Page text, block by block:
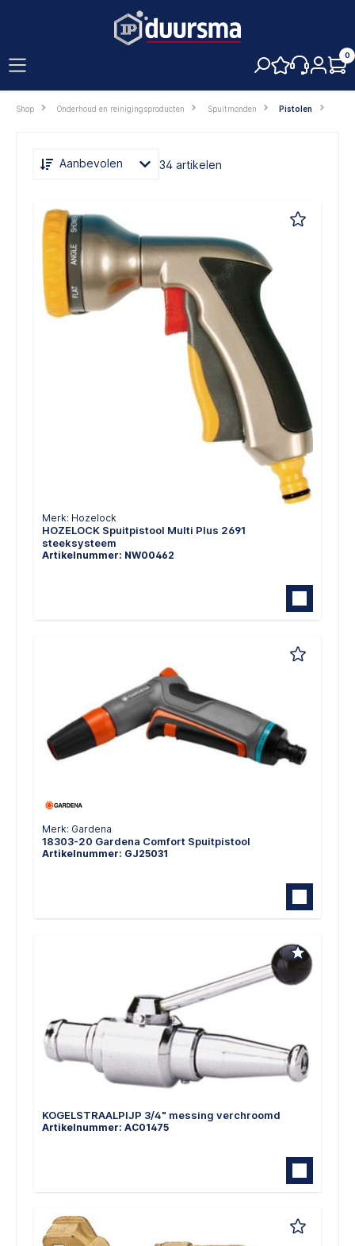
0
Shop Onderhoud en reinigingsproducten Spuitmonden Pistolen
Aanbevolen 34 artikelen
Merk: Hozelock
HOZELOCK Spuitpistool Multi Plus 2691
steeksysteem
Artikelnummer: NW00462
Merk: Gardena
18303-20 Gardena Comfort Spuitpistool
Artikelnummer: GJ25031
KOGELSTRAALPIJP 3/4" messing verchroomd
Artikelnummer: AC01475